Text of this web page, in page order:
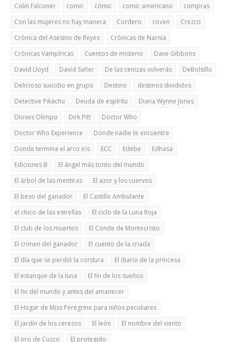
Colin Falconer
comic cómic comic americano
compras
Con las mujeres no hay manera
Cordero coven
Crezco
Crónica del Asesino de Reyes
Crónicas de Narnia
Crónicas Vampíricas
Cuentos de misterio
Dave Gibbons
David Lloyd
David Safier De las cenizas volverás
DeBolsillo
Delicioso suicidio en grupo
Destino
destinos divididos
Detective Pikachu
Deuda de espíritu
Diana Wynne Jones
Dioses Olimpo
Dirk Pitt
Doctor Who
Doctor Who Experience
Donde nadie te encuentre
Donde termina el arco iris
ECC Edebe
Edhasa
Ediciones B
El ángel más tonto del mundo
El árbol de las mentiras
El azor y los cuervos
El beso del ganador
El Castillo Ambulante
el chico de las estrellas
El ciclo de la Luna Roja
El club de los muertos
El Conde de Montecristo
El crimen del ganador
El cuento de la criada
El día que se perdió la cordura
El diario de la princesa
El estanque de la luna
El fin de los sueños
El fin del mundo y antes del amanecer
El Hogar de Miss Peregrine para niños peculiares
El jardín de los cerezos
El león
El nombre del viento
El oro de Cuzco
El protegido